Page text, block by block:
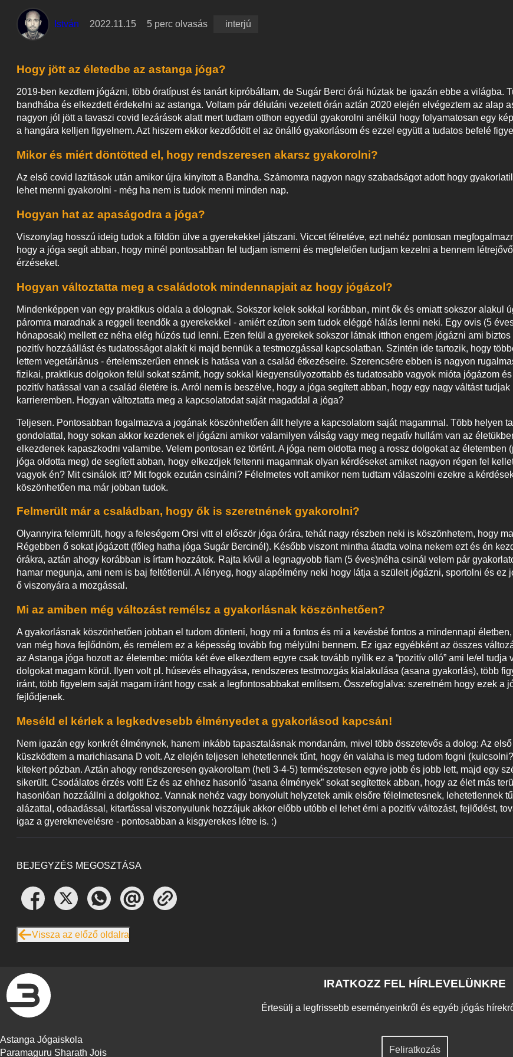
István 2022.11.15 5 perc olvasás interjú
Hogy jött az életedbe az astanga jóga?
2019-ben kezdtem jógázni, több óratípust és tanárt kipróbáltam, de Sugár Berci órái húztak be igazán ebbe a világba.
bandhába és elkezdett érdekelni az astanga. Voltam pár délutáni vezetett órán aztán 2020 elején elvégeztem az alap
nagyon jól jött a tavaszi covid lezárások alatt mert tudtam otthon egyedül gyakorolni anélkül hogy folyamatosan egy
a hangára kelljen figyelnem. Azt hiszem ekkor kezdődött el az önálló gyakorlásom és ezzel együtt a tudatos befelé
Mikor és miért döntötted el, hogy rendszeresen akarsz gyakorolni?
Az első covid lazítások után amikor újra kinyitott a Bandha. Számomra nagyon nagy szabadságot adott hogy
lehet menni gyakorolni - még ha nem is tudok menni minden nap.
Hogyan hat az apaságodra a jóga?
Viszonylag hosszú ideig tudok a földön ülve a gyerekekkel játszani. Viccet félretéve, ezt nehéz pontosan
hogy a jóga segít abban, hogy minél pontosabban fel tudjam ismerni és megfelelően tudjam kezelni a bennem
érzéseket.
Hogyan változtatta meg a családotok mindennapjait az hogy jógázol?
Mindenképpen van egy praktikus oldala a dolognak. Sokszor kelek sokkal korábban, mint ők és emiatt sokszor alakul
páromra maradnak a reggeli teendők a gyerekekkel - amiért ezúton sem tudok eléggé hálás lenni neki. Egy ovis (5
hónaposak) mellett ez néha elég húzós tud lenni. Ezen felül a gyerekek sokszor látnak itthon engem jógázni ami
pozitív hozzáállást és tudatosságot alakít ki majd bennük a testmozgással kapcsolatban. Szintén ide tartozik, hogy
lettem vegetáriánus - értelemszerűen ennek is hatása van a család étkezéseire. Szerencsére ebben is nagyon
fizikai, praktikus dolgokon felül sokat számít, hogy sokkal kiegyensúlyozottabb és tudatosabb vagyok mióta jógázom
pozitív hatással van a család életére is. Arról nem is beszélve, hogy a jóga segített abban, hogy egy nagy váltást tudjak
karrieremben. Hogyan változtatta meg a kapcsolatodat saját magaddal a jóga?
Teljesen. Pontosabban fogalmazva a jogának köszönhetően állt helyre a kapcsolatom saját magammal. Több helyen
gondolattal, hogy sokan akkor kezdenek el jógázni amikor valamilyen válság vagy meg negatív hullám van az
elkezdenek kapaszkodni valamibe. Velem pontosan ez történt. A jóga nem oldotta meg a rossz dolgokat az életemben
jóga oldotta meg) de segített abban, hogy elkezdjek feltenni magamnak olyan kérdéseket amiket nagyon régen fel
vagyok én? Mit csinálok itt? Mit fogok ezután csinálni? Félelmetes volt amikor nem tudtam válaszolni ezekre a
köszönhetően ma már jobban tudok.
Felmerült már a családban, hogy ők is szeretnének gyakorolni?
Olyannyira felemrült, hogy a feleségem Orsi vitt el először jóga órára, tehát nagy részben neki is köszönhetem, hogy
Régebben ő sokat jógázott (főleg hatha jóga Sugár Bercinél). Később viszont mintha átadta volna nekem ezt és én
órákra, aztán ahogy korábban is írtam hozzátok. Rajta kívül a legnagyobb fiam (5 éves)néha csinál velem pár
hamar megunja, ami nem is baj feltétlenül. A lényeg, hogy alapélmény neki hogy látja a szüleit jógázni, sportolni és ez
ő viszonyára a mozgással.
Mi az amiben még változást remélsz a gyakorlásnak köszönhetően?
A gyakorlásnak köszönhetően jobban el tudom dönteni, hogy mi a fontos és mi a kevésbé fontos a mindennapi
van még hova fejlődnöm, és remélem ez a képesség tovább fog mélyülni bennem. Ez igaz egyébként az összes
az Astanga jóga hozott az életembe: mióta két éve elkezdtem egyre csak tovább nyílik ez a “pozitív olló” ami le/el tudja
dolgokat magam körül. Ilyen volt pl. húsevés elhagyása, rendszeres testmozgás kialakulása (asana gyakorlás), több
iránt, több figyelem saját magam iránt hogy csak a legfontosabbakat említsem. Összefoglalva: szeretném hogy ezek a
fejlődjenek.
Meséld el kérlek a legkedvesebb élményedet a gyakorlásod kapcsán!
Nem igazán egy konkrét élménynek, hanem inkább tapasztalásnak mondanám, mivel több összetevős a dolog: Az
küszködtem a marichiasana D volt. Az elején teljesen lehetetlennek tűnt, hogy én valaha is meg tudom fogni
kitekert pózban. Aztán ahogy rendszeresen gyakoroltam (heti 3-4-5) természetesen egyre jobb és jobb lett, majd egy
sikerült. Csodálatos érzés volt! Ez és az ehhez hasonló “asana élmények” sokat segítettek abban, hogy az élet más
hasonlóan hozzáállni a dolgokhoz. Vannak nehéz vagy bonyolult helyzetek amik elsőre félelmetesnek, lehetetlennek
alázattal, odaadással, kitartással viszonyulunk hozzájuk akkor előbb utóbb el lehet érni a pozitív változást, fejlődést,
igaz a gyereknevelésre - pontosabban a kisgyerekes létre is. :)
BEJEGYZÉS MEGOSZTÁSA
Vissza az előző oldalra
Astanga Jógaiskola
Paramaguru Sharath Jois
IRATKOZZ FEL HÍRLEVELÜNKRE
Értesülj a legfrissebb eseményeinkről és egyéb jógás
Feliratkozás